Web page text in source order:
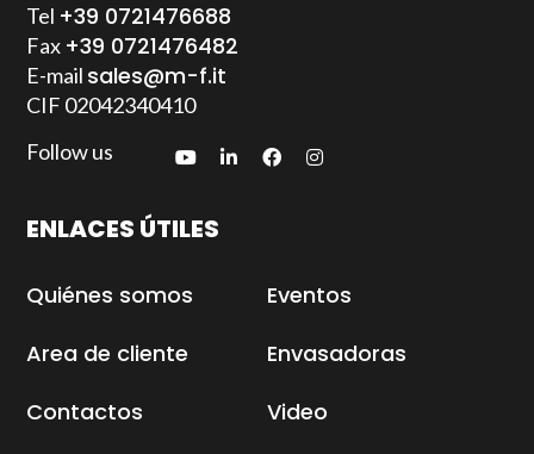
Tel +39 0721476688
Fax +39 0721476482
E-mail sales@m-f.it
CIF 02042340410
Follow us
ENLACES ÚTILES
Quiénes somos
Area de cliente
Contactos
Eventos
Envasadoras
Video